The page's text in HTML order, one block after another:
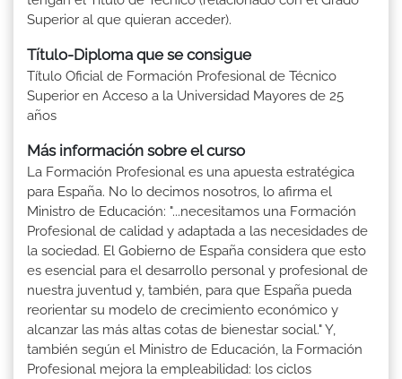
Superior al que quieran acceder).
Título-Diploma que se consigue
Título Oficial de Formación Profesional de Técnico
Superior en Acceso a la Universidad Mayores de 25
años
Más información sobre el curso
La Formación Profesional es una apuesta estratégica
para España. No lo decimos nosotros, lo afirma el
Ministro de Educación: "...necesitamos una Formación
Profesional de calidad y adaptada a las necesidades de
la sociedad. El Gobierno de España considera que esto
es esencial para el desarrollo personal y profesional de
nuestra juventud y, también, para que España pueda
reorientar su modelo de crecimiento económico y
alcanzar las más altas cotas de bienestar social." Y,
también según el Ministro de Educación, la Formación
Profesional mejora la empleabilidad: los ciclos